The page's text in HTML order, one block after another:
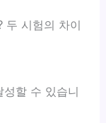
두 시험의 차이
할 수 있습니